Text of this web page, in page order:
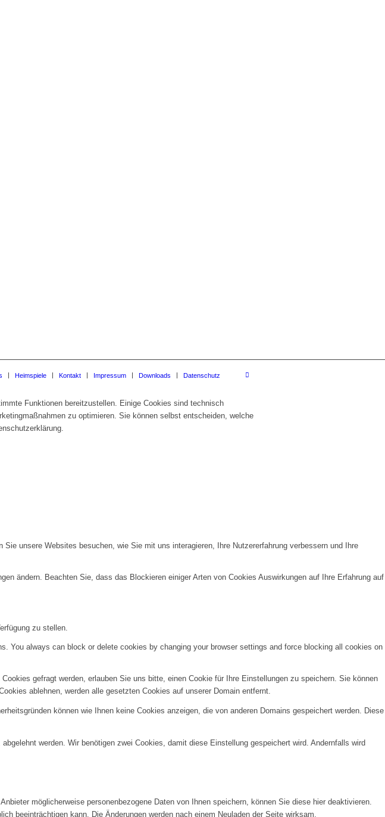
Heimspiele Kontakt Impressum Downloads Datenschutz
Funktionen bereitzustellen. Einige Cookies sind technisch
zu optimieren. Sie können selbst entscheiden, welche
unsere Websites besuchen, wie Sie mit uns interagieren, Ihre Nutzererfahrung verbessern und Ihre
ändern. Beachten Sie, dass das Blockieren einiger Arten von Cookies Auswirkungen auf Ihre Erfahrung auf
zu stellen.
always can block or delete cookies by changing your browser settings and force blocking all cookies on
gefragt werden, erlauben Sie uns bitte, einen Cookie für Ihre Einstellungen zu speichern. Sie können
ablehnen, werden alle gesetzten Cookies auf unserer Domain entfernt.
können wie Ihnen keine Cookies anzeigen, die von anderen Domains gespeichert werden. Diese
werden. Wir benötigen zwei Cookies, damit diese Einstellung gespeichert wird. Andernfalls wird
möglicherweise personenbezogene Daten von Ihnen speichern, können Sie diese hier deaktivieren.
beeinträchtigen kann. Die Änderungen werden nach einem Neuladen der Seite wirksam.